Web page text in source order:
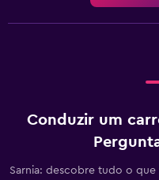
Conduzir um
Sarnia: descobre tudo o que